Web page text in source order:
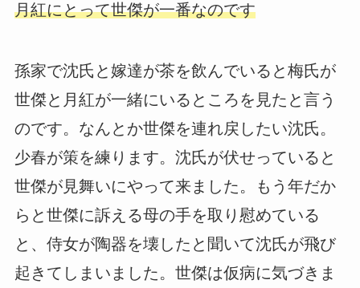
月紅にとって世傑が一番なのです
孫家で沈氏と嫁達が茶を飲んでいると梅氏が
世傑と月紅が一緒にいるところを見たと言う
のです。なんとか世傑を連れ戻したい沈氏。
少春が策を練ります。沈氏が伏せっていると
世傑が見舞いにやって来ました。もう年だか
らと世傑に訴える母の手を取り慰めている
と、侍女が陶器を壊したと聞いて沈氏が飛び
起きてしまいました。世傑は仮病に気づきま